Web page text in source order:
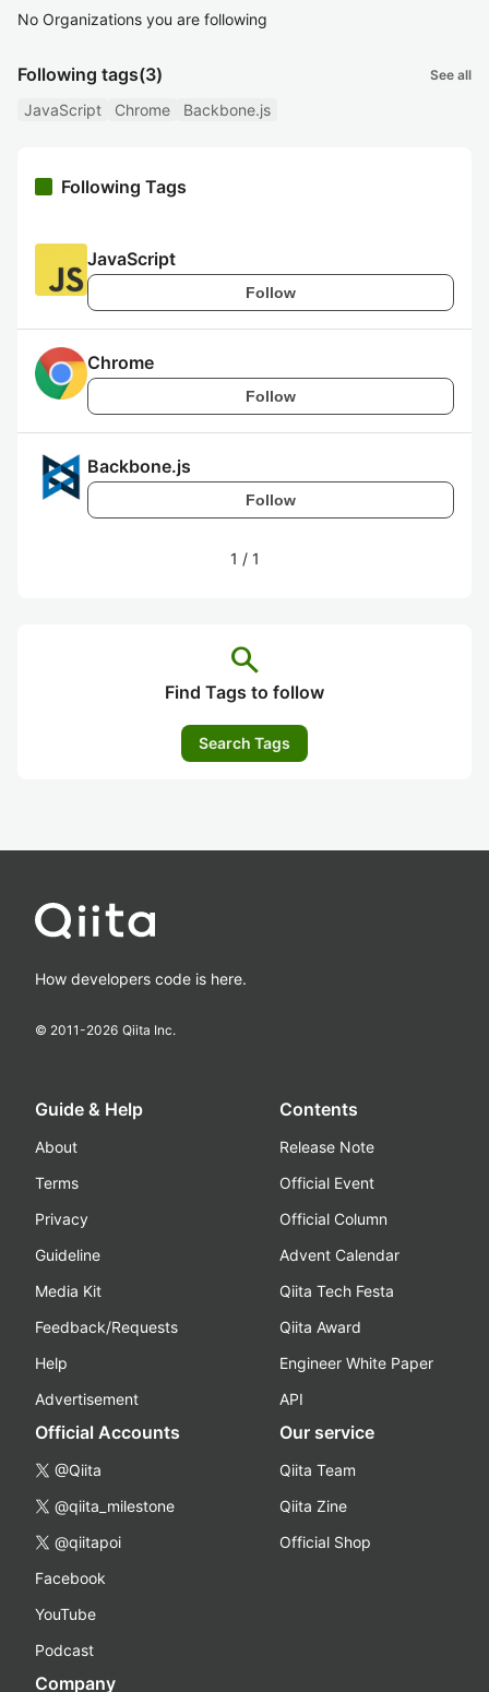
No Organizations you are following
Following tags(3) See all
JavaScript Chrome Backbone.js
Following Tags
JavaScript
Follow
Chrome
Follow
Backbone.js
Follow
1 / 1
search
Find Tags to follow
Search Tags
How developers code is here.
© 2011-2026 Qiita Inc.
Guide & Help
About
Terms
Privacy
Guideline
Media Kit
Feedback/Requests
Help
Advertisement
Contents
Release Note
Official Event
Official Column
Advent Calendar
Qiita Tech Festa
Qiita Award
Engineer White Paper
API
Official Accounts
@Qiita
@qiita_milestone
@qiitapoi
Facebook
YouTube
Podcast
Our service
Qiita Team
Qiita Zine
Official Shop
Company